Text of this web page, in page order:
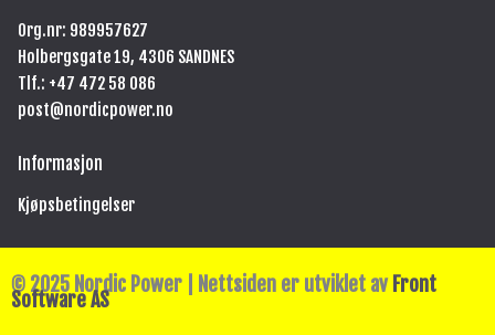
o
o
k
g
r
a
m
Org.nr: 989957627
Holbergsgate 19, 4306 SANDNES
Tlf.: +47 472 58 086
post@nordicpower.no
Informasjon
Kjøpsbetingelser
© 2025 Nordic Power | Nettsiden er utviklet avFront
Software AS